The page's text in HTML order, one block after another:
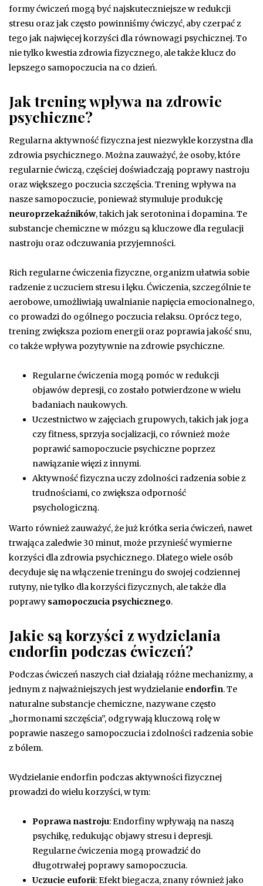
formy ćwiczeń mogą być najskuteczniejsze w redukcji
stresu oraz jak często powinniśmy ćwiczyć, aby czerpać z
tego jak najwięcej korzyści dla równowagi psychicznej. To
nie tylko kwestia zdrowia fizycznego, ale także klucz do
lepszego samopoczucia na co dzień.
Jak trening wpływa na zdrowie
psychiczne?
Regularna aktywność fizyczna jest niezwykle korzystna dla
zdrowia psychicznego. Można zauważyć, że osoby, które
regularnie ćwiczą, częściej doświadczają poprawy nastroju
oraz większego poczucia szczęścia. Trening wpływa na
nasze samopoczucie, ponieważ stymuluje produkcję
neuroprzekaźników, takich jak serotonina i dopamina. Te
substancje chemiczne w mózgu są kluczowe dla regulacji
nastroju oraz odczuwania przyjemności.
Rich regularne ćwiczenia fizyczne, organizm ułatwia sobie
radzenie z uczuciem stresu i lęku. Ćwiczenia, szczególnie te
aerobowe, umożliwiają uwalnianie napięcia emocionalnego,
co prowadzi do ogólnego poczucia relaksu. Oprócz tego,
trening zwiększa poziom energii oraz poprawia jakość snu,
co także wpływa pozytywnie na zdrowie psychiczne.
Regularne ćwiczenia mogą pomóc w redukcji
objawów depresji, co zostało potwierdzone w wielu
badaniach naukowych.
Uczestnictwo w zajęciach grupowych, takich jak joga
czy fitness, sprzyja socjalizacji, co również może
poprawić samopoczucie psychiczne poprzez
nawiązanie więzi z innymi.
Aktywność fizyczna uczy zdolności radzenia sobie z
trudnościami, co zwiększa odporność
psychologiczną.
Warto również zauważyć, że już krótka seria ćwiczeń, nawet
trwająca zaledwie 30 minut, może przynieść wymierne
korzyści dla zdrowia psychicznego. Dlatego wiele osób
decyduje się na włączenie treningu do swojej codziennej
rutyny, nie tylko dla korzyści fizycznych, ale także dla
poprawy samopoczucia psychicznego.
Jakie są korzyści z wydzielania
endorfin podczas ćwiczeń?
Podczas ćwiczeń naszych ciał działają różne mechanizmy, a
jednym z najważniejszych jest wydzielanie endorfin. Te
naturalne substancje chemiczne, nazywane często
„hormonami szczęścia”, odgrywają kluczową rolę w
poprawie naszego samopoczucia i zdolności radzenia sobie
z bólem.
Wydzielanie endorfin podczas aktywności fizycznej
prowadzi do wielu korzyści, w tym:
Poprawa nastroju: Endorfiny wpływają na naszą
psychikę, redukując objawy stresu i depresji.
Regularne ćwiczenia mogą prowadzić do
długotrwałej poprawy samopoczucia.
Uczucie euforii: Efekt biegacza, znany również jako